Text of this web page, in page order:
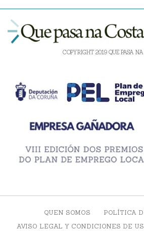
COPYRIGHT 2019 QUE PASA
QUEN SOMOS
POLÍTICA
AVISO LEGAL Y CONDICIONES DE